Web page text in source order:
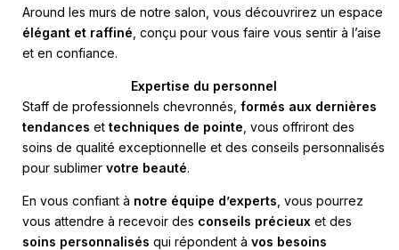
Around les murs de notre salon, vous découvrirez un espace
élégant et raffiné , conçu pour vous faire vous sentir à l’aise
et en confiance.
Expertise du personnel
Staff de professionnels chevronnés, formés aux dernières
tendances et techniques de pointe , vous offriront des
soins de qualité exceptionnelle et des conseils personnalisés
pour sublimer votre beauté.
En vous confiant à notre équipe d’experts , vous pourrez
vous attendre à recevoir des conseils précieux et des
soins personnalisés qui répondent à vos besoins